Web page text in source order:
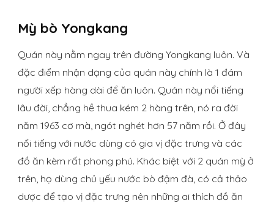
Mỳ bò Yongkang
Quán này nằm ngay trên đường Yongkang luôn. Và
đặc điểm nhận dạng của quán này chính là 1 đám
người xếp hàng dài để ăn luôn. Quán này nổi tiếng
lâu đời, chẳng hề thua kém 2 hàng trên, nó ra đời
năm 1963 cơ mà, ngót nghét hơn 57 năm rồi. Ở đây
nổi tiếng với nước dùng có gia vị đặc trưng và các
đồ ăn kèm rất phong phú. Khác biệt với 2 quán mỳ ở
trên, họ dùng chủ yếu nước bò đậm đà, có cả thảo
dược để tạo vị đặc trưng nên những ai thích đồ ăn